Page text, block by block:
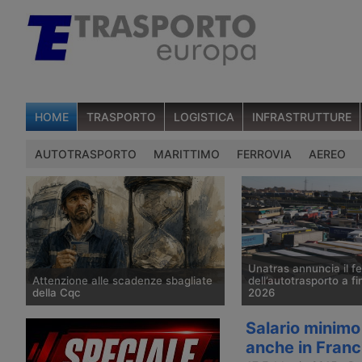
HOME TRASPORTO LOGISTICA INFRASTRUTTURE
AUTOTRASPORTO MARITTIMO FERROVIA AEREO
Attenzione alle scadenze sbagliate
della Cqc
Il ministero dei Trasporti ha
comunicato solo nel marzo 2026 un
disallineamento nel database Anag
Unatras annuncia il
dell’autotrasporto a
2026
Nel primo pomeriggio
2026, Unatras ha
avere comunicato alla
Salario
anche in